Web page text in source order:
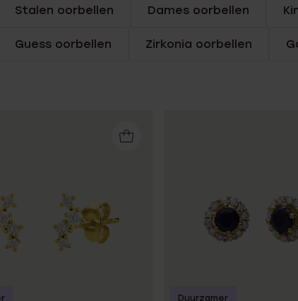
Stalen oorbellen Dames oorbellen
Guess oorbellen Zirkonia oorbellen
Duurzamer